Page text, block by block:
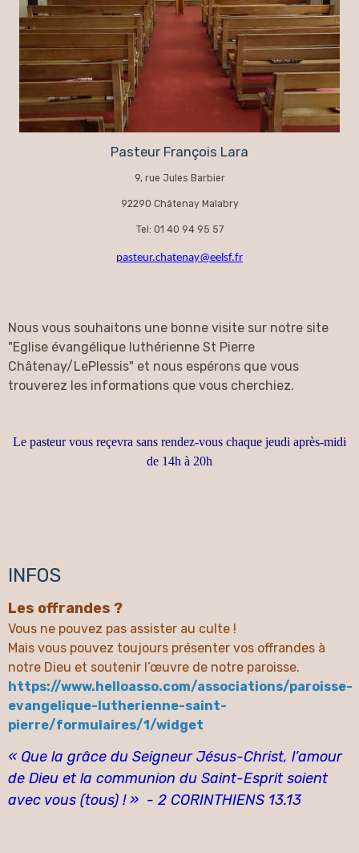
Pasteur François Lara
9, rue Jules Barbier
92290 Châtenay Malabry
Tel: 01 40 94 95 57
pasteur.chatenay@eelsf.fr
Nous vous souhaitons une bonne visite sur notre site
"Eglise évangélique luthérienne St Pierre
Châtenay/LePlessis" et nous espérons que vous
trouverez les informations que vous cherchiez.
Le pasteur vous reçevra sans rendez-vous chaque jeudi après-midi
de 14h à 20h
INFOS
Les offrandes ?
Vous ne pouvez pas assister au culte !
Mais vous pouvez toujours présenter vos offrandes à
notre Dieu et soutenir l’œuvre de notre paroisse.
https://www.helloasso.com/associations/paroisse-
evangelique-lutherienne-saint-
pierre/formulaires/1/widget
« Que la grâce du Seigneur Jésus-Christ, l’amour
de Dieu et la communion du Saint-Esprit soient
avec vous (tous) ! » - 2 CORINTHIENS 13.13